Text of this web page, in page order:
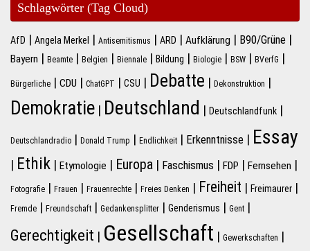
Schlagwörter (Tag Cloud)
AfD | Angela Merkel | Antisemitismus | ARD | Aufklärung | B90/Grüne |
Bayern | Beamte | Belgien | Biennale | Bildung | Biologie | BSW | BVerfG |
Bürgerliche | CDU | ChatGPT | CSU | Debatte | Dekonstruktion |
Demokratie | Deutschland | Deutschlandfunk |
Deutschlandradio | Donald Trump | Endlichkeit | Erkenntnisse | Essay
| Ethik | Etymologie | Europa | Faschismus | FDP | Fernsehen |
Fotografie | Frauen | Frauenrechte | Freies Denken | Freiheit | Freimaurer |
Fremde | Freundschaft | Gedankensplitter | Genderismus | Gent |
Gerechtigkeit | Gesellschaft | Gewerkschaften |